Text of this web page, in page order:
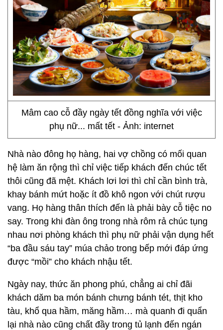
Mâm cao cỗ đầy ngày tết đồng nghĩa với việc
phụ nữ... mất tết - Ảnh: internet
Nhà nào đông họ hàng, hai vợ chồng có mối quan
hệ làm ăn rộng thì chỉ việc tiếp khách đến chúc tết
thôi cũng đã mệt. Khách lơi lơi thì chỉ cần bình trà,
khay bánh mứt hoặc ít đồ khô ngon với chút rượu
vang. Họ hàng thân thích đến là phải bày cỗ tiệc no
say. Trong khi đàn ông trong nhà rôm rả chúc tụng
nhau nơi phòng khách thì phụ nữ phải vận dụng hết
“ba đầu sáu tay” múa chảo trong bếp mới đáp ứng
được “mồi” cho khách nhậu tết.
Ngày nay, thức ăn phong phú, chẳng ai chỉ đãi
khách dăm ba món bánh chưng bánh tét, thịt kho
tàu, khổ qua hầm, măng hầm… mà quanh đi quẩn
lại nhà nào cũng chất đầy trong tủ lạnh đến ngán